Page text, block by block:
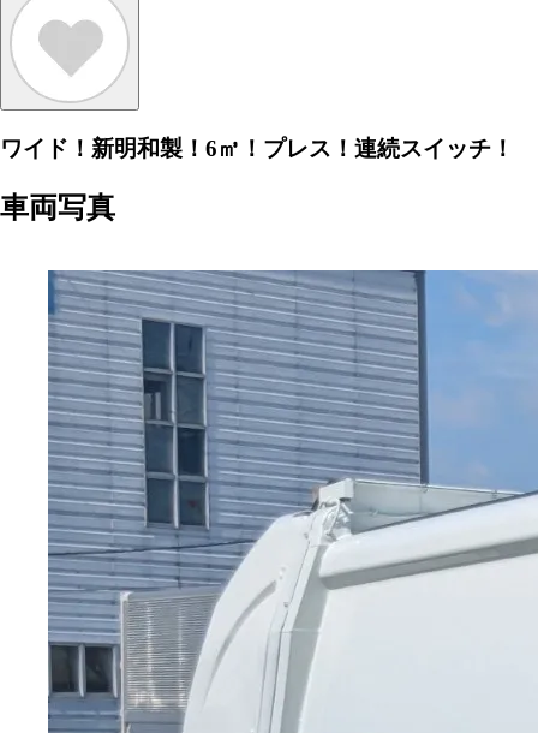
ワイド！新明和製！6㎥！プレス！連続スイッチ！
車両写真